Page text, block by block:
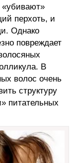
«убивают»
перхоть, и
Однако
повреждает
В
волос очень
структуру
питательных